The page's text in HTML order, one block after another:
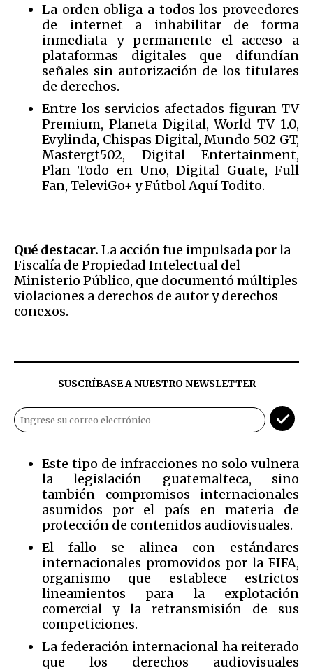
La orden obliga a todos los proveedores
de internet a inhabilitar de forma
inmediata y permanente el acceso a
plataformas digitales que difundían
señales sin autorización de los titulares
de derechos.
Entre los servicios afectados figuran TV
Premium, Planeta Digital, World TV 1.0,
Evylinda, Chispas Digital, Mundo 502 GT,
Mastergt502, Digital Entertainment,
Plan Todo en Uno, Digital Guate, Full
Fan, TeleviGo+ y Fútbol Aquí Todito.
Qué destacar. La acción fue impulsada por la
Fiscalía de Propiedad Intelectual del
Ministerio Público, que documentó múltiples
violaciones a derechos de autor y derechos
conexos.
SUSCRÍBASE A NUESTRO NEWSLETTER
Este tipo de infracciones no solo vulnera
la legislación guatemalteca, sino
también compromisos internacionales
asumidos por el país en materia de
protección de contenidos audiovisuales.
El fallo se alinea con estándares
internacionales promovidos por la FIFA,
organismo que establece estrictos
lineamientos para la explotación
comercial y la retransmisión de sus
competiciones.
La federación internacional ha reiterado
que los derechos audiovisuales